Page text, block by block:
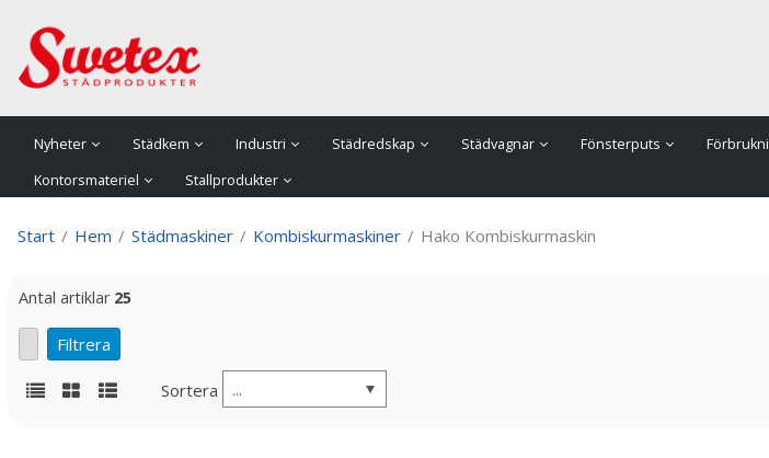
Nyheter Städkem Industri Städredskap Städvagnar Fönsterputs
Kontorsmateriel
Stallprodukter
Start / Hem / Städmaskiner / Kombiskurmaskiner / Hako Kombiskurmaskin
Antal artiklar 25
Sortera ...